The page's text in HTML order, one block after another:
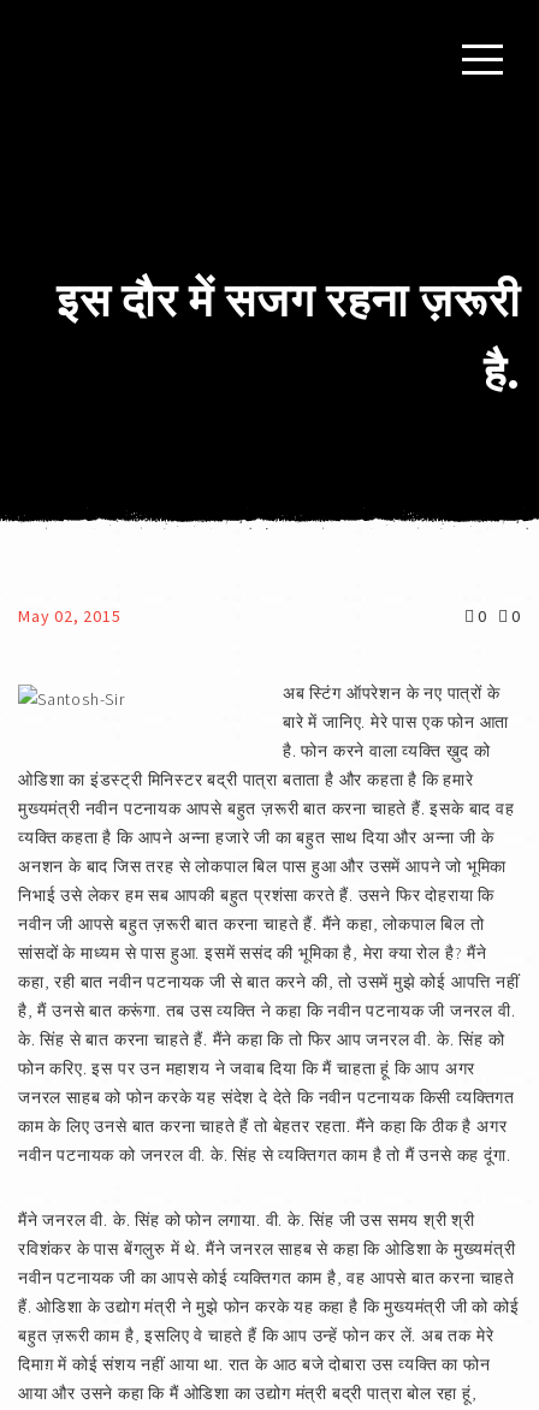
इस दौर में सजग रहना ज़रूरी
है.
May 02, 2015 0 0
अब स्टिंग ऑपरेशन के नए पात्रों के
बारे में जानिए. मेरे पास एक फोन आता
है. फोन करने वाला व्यक्ति ख़ुद को
ओडिशा का इंडस्ट्री मिनिस्टर बद्री पात्रा बताता है और कहता है कि हमारे
मुख्यमंत्री नवीन पटनायक आपसे बहुत ज़रूरी बात करना चाहते हैं. इसके बाद वह
व्यक्ति कहता है कि आपने अन्ना हजारे जी का बहुत साथ दिया और अन्ना जी के
अनशन के बाद जिस तरह से लोकपाल बिल पास हुआ और उसमें आपने जो भूमिका
निभाई उसे लेकर हम सब आपकी बहुत प्रशंसा करते हैं. उसने फिर दोहराया कि
नवीन जी आपसे बहुत ज़रूरी बात करना चाहते हैं. मैंने कहा, लोकपाल बिल तो
सांसदों के माध्यम से पास हुआ. इसमें ससंद की भूमिका है, मेरा क्या रोल है? मैंने
कहा, रही बात नवीन पटनायक जी से बात करने की, तो उसमें मुझे कोई आपत्ति नहीं
है, मैं उनसे बात करूंगा. तब उस व्यक्ति ने कहा कि नवीन पटनायक जी जनरल वी.
के. सिंह से बात करना चाहते हैं. मैंने कहा कि तो फिर आप जनरल वी. के. सिंह को
फोन करिए. इस पर उन महाशय ने जवाब दिया कि मैं चाहता हूं कि आप अगर
जनरल साहब को फोन करके यह संदेश दे देते कि नवीन पटनायक किसी व्यक्तिगत
काम के लिए उनसे बात करना चाहते हैं तो बेहतर रहता. मैंने कहा कि ठीक है अगर
नवीन पटनायक को जनरल वी. के. सिंह से व्यक्तिगत काम है तो मैं उनसे कह दूंगा.
मैंने जनरल वी. के. सिंह को फोन लगाया. वी. के. सिंह जी उस समय श्री श्री
रविशंकर के पास बेंगलुरु में थे. मैंने जनरल साहब से कहा कि ओडिशा के मुख्यमंत्री
नवीन पटनायक जी का आपसे कोई व्यक्तिगत काम है, वह आपसे बात करना चाहते
हैं. ओडिशा के उद्योग मंत्री ने मुझे फोन करके यह कहा है कि मुख्यमंत्री जी को कोई
बहुत ज़रूरी काम है, इसलिए वे चाहते हैं कि आप उन्हें फोन कर लें. अब तक मेरे
दिमाग़ में कोई संशय नहीं आया था. रात के आठ बजे दोबारा उस व्यक्ति का फोन
आया और उसने कहा कि मैं ओडिशा का उद्योग मंत्री बद्री पात्रा बोल रहा हूं,